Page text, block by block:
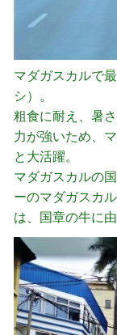
マダガスカルで
シ）。
粗食に耐え、暑
力が強いため、
と大活躍。
マダガスカルの
ーのマダガスカ
は、国章の牛に